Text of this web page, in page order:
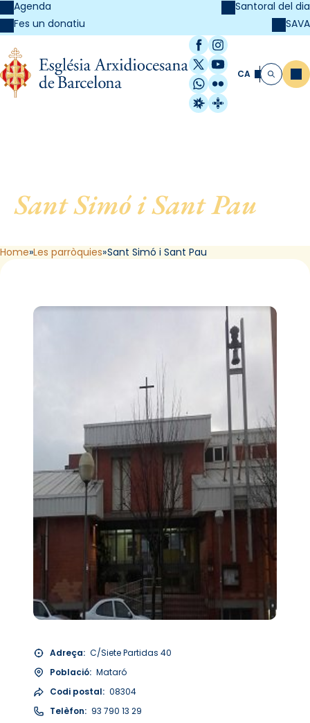
Agenda
Fes un donatiu
Santoral del dia
SAVA
Facebook
Instagram
X / Twitter
YouTube
WhatsApp
Flickr
Radio Estel
Catalunya
CA Cerca
Sant Simó i Sant Pau
Home Les parròquies Sant Simó i Sant Pau
Adreça: C/Siete Partidas 40
Població: Mataró
Codi postal: 08304
Telèfon: 93 790 13 29